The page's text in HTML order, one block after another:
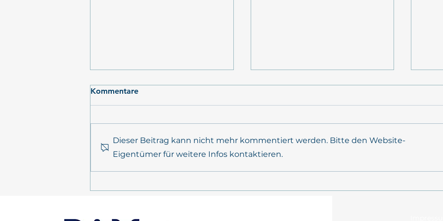
ElbeXtreme
Kommentare
Dieser Beitrag kann nicht mehr kommentiert werden. Bitte den Website-
Eigentümer für weitere Infos kontaktieren.